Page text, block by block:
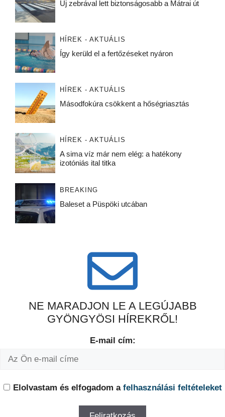
Új zebrával lett biztonságosabb a Mátrai út
HÍREK - AKTUÁLIS
Így kerüld el a fertőzéseket nyáron
HÍREK - AKTUÁLIS
Másodfokúra csökkent a hőségriasztás
HÍREK - AKTUÁLIS
A sima víz már nem elég: a hatékony
izotóniás ital titka
BREAKING
Baleset a Püspöki utcában
NE MARADJON LE A LEGÚJABB
GYÖNGYÖSI HÍREKRŐL!
E-mail cím:
Elolvastam és elfogadom a felhasználási feltételeket